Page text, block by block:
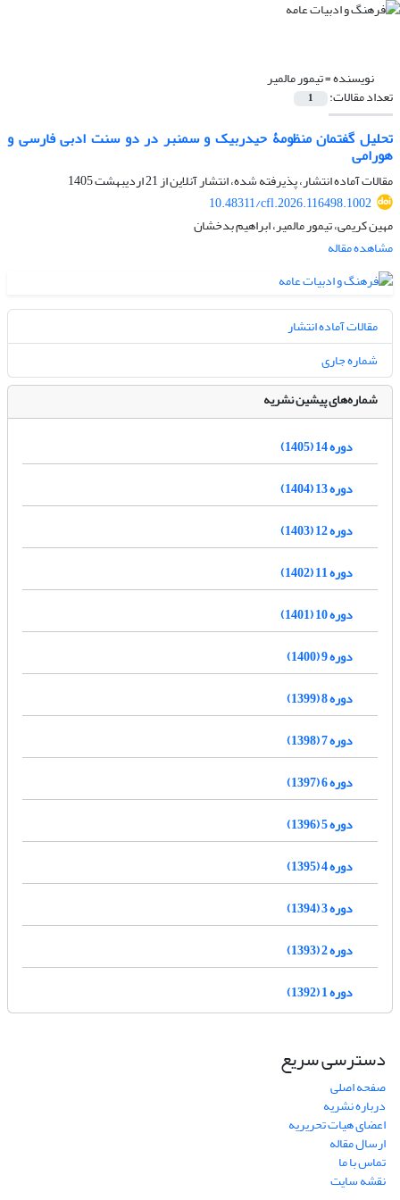
نویسنده =تیمور مالمیر
تعداد مقالات: 1
تحلیل گفتمان منظومۀ حیدربیک و سمنبر در دو سنت ادبی فارسی و
هورامی
مقالات آماده انتشار، پذیرفته شده، انتشار آنلاین از21 اردیبهشت 1405
10.48311/cfl.2026.116498.1002
مهین کریمی، تیمور مالمیر، ابراهیم بدخشان
مشاهده مقاله
مقالات آماده انتشار
شماره جاری
شماره‌های پیشین نشریه
دوره 14 (1405)
دوره 13 (1404)
دوره 12 (1403)
دوره 11 (1402)
دوره 10 (1401)
دوره 9 (1400)
دوره 8 (1399)
دوره 7 (1398)
دوره 6 (1397)
دوره 5 (1396)
دوره 4 (1395)
دوره 3 (1394)
دوره 2 (1393)
دوره 1 (1392)
دسترسی سریع
صفحه اصلی
درباره نشریه
اعضای هیات تحریریه
ارسال مقاله
تماس با ما
نقشه سایت